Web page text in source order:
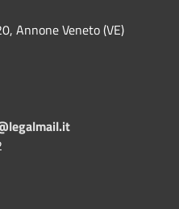
Annone Veneto (VE)